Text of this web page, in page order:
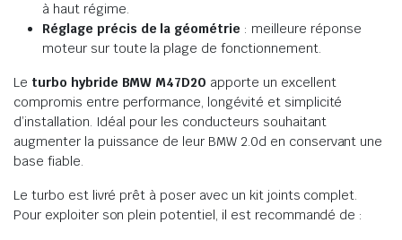
à haut régime.
Réglage précis de la géométrie : meilleure réponse
moteur sur toute la plage de fonctionnement.
Le turbo hybride BMW M47D20 apporte un excellent
compromis entre performance, longévité et simplicité
d’installation. Idéal pour les conducteurs souhaitant
augmenter la puissance de leur BMW 2.0d en conservant une
base fiable.
Le turbo est livré prêt à poser avec un kit joints complet.
Pour exploiter son plein potentiel, il est recommandé de :